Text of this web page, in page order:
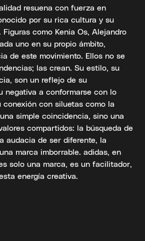
resuena con fuerza en
por su rica cultura y su
como Kenia Os, Alejandro
uno en su propio ámbito,
de este movimiento. Ellos no se
las crean. Su estilo, su
son un reflejo de su
negativa a conformarse con lo
conexión con siluetas como la
simple coincidencia, sino una
compartidos: la búsqueda de
audacia de ser diferente, la
marca imborrable. adidas, en
solo una marca, es un facilitador,
energía creativa.